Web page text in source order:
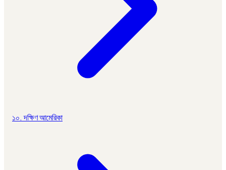
১০. দক্ষিণ আমেরিকা